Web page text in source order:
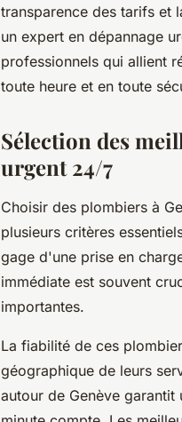
transparence des tarifs et
un expert en dépannage
professionnels qui allient
toute heure et en toute
Sélection des
urgent 24/7
Choisir des plombiers à
plusieurs critères
gage d'une prise en
immédiate est souvent
importantes.
La fiabilité de ces
géographique de leurs
autour de Genève garantit